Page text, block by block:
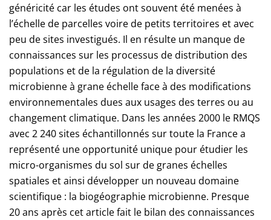
généricité car les études ont souvent été menées à
l’échelle de parcelles voire de petits territoires et avec
peu de sites investigués. Il en résulte un manque de
connaissances sur les processus de distribution des
populations et de la régulation de la diversité
microbienne à grane échelle face à des modifications
environnementales dues aux usages des terres ou au
changement climatique. Dans les années 2000 le RMQS
avec 2 240 sites échantillonnés sur toute la France a
représenté une opportunité unique pour étudier les
micro-organismes du sol sur de granes échelles
spatiales et ainsi développer un nouveau domaine
scientifique : la biogéographie microbienne. Presque
20 ans après cet article fait le bilan des connaissances